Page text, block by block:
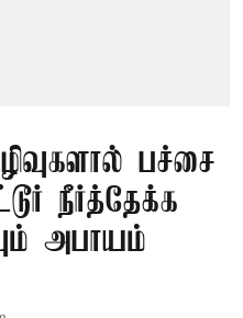
பச்சை
நீர்த்தேக்க
அபாயம்